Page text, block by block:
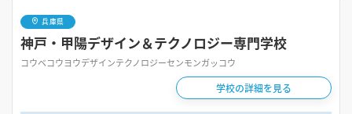
兵庫県
神戸・甲陽デザイン＆テクノロジー専門学校
コウベコウヨウデザインテクノロジーセンモンガッコウ
学校の詳細を見る